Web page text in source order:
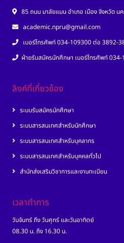
85 ถนน มาลัยแมน อำเภอ เมือง จังหวัด น
academic.npru@gmail.com
เบอร์โทรศัพท์ 034-109300 ต่อ 3892-
ฝ่ายรับสมัครนักศึกษา เบอร์โทรศัพท์
ลิงค์ที่เกี่ยวข้อง
ระบบรับสมัครนักศึกษา
ระบบสารสนเทศสำหรับนักศึกษา
ระบบสารสนเทศสำหรับบุคลากร
ระบบสารสนเทศสำหรับบุคคลทั่วไป
สำนักส่งเสริมวิชาการและงานทะเบียน
เวลาทำการ
วันจันทร์ ถึง วันศุกร์ และวันอาทิตย์
08.30 น. ถึง 16.30 น.